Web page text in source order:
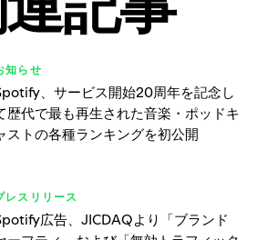
知らせ
、サービス開始20周年を記念し
歴代で最も再生された音楽・ポッドキ
ストの各種ランキングを初公開
レスリリース
広告、JICDAQより「ブランド